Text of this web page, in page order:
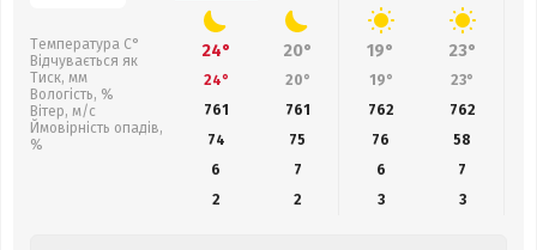
Температура С°
Відчувається як
Тиск, мм
Вологість, %
Вітер, м/с
Ймовірність опадів,
%
24° 20° 19° 23°
24° 20° 19° 23°
761
761 762 762
74
75 76 58
6
7 6
7
2
2 3 3